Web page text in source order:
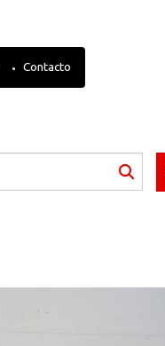
Contacto